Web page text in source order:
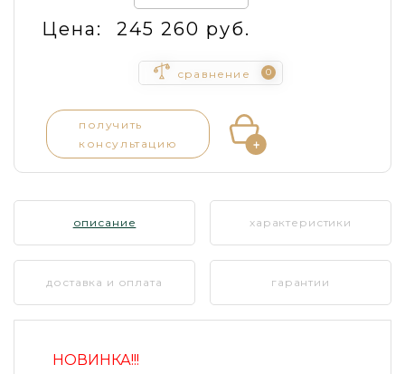
Цена: 245 260 руб.
сравнение 0
получить
консультацию
описание характеристики
доставка и оплата гарантии
НОВИНКА!!!